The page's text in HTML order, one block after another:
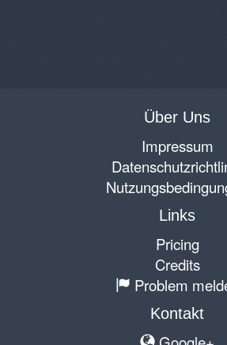
Über Uns
Impressum
Links
Pricing
Credits
Problem
Kontakt